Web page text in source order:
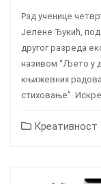
Рад ученице
Јелене Ђукић, под
другог разреда
називом “Љето у
књижевних
стиховање”.
Креативност